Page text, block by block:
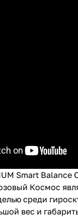
Smart Balance
Космос
среди
вес и